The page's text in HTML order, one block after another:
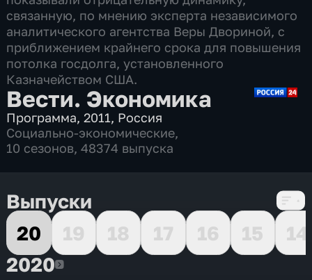
связанную, по мнению эксперта независимого
аналитического агентства Веры Двориной, с
приближением крайнего срока для повышения
потолка госдолга, установленного
Казначейством США.
Вести. Экономика
Программа,2011, Россия
Социально-экономические,
10 сезонов, 48374 выпуска
Выпуски
20
19 18 17 16 15
14
20202020